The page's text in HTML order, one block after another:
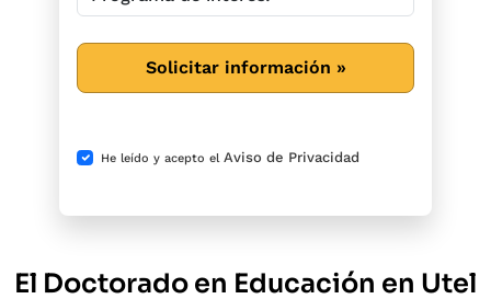
Solicitar información »
He leído y acepto el Aviso de Privacidad
El Doctorado en Educación en Utel